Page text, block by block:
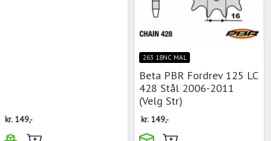
kr. 149,-
263 18NC MAL
Beta PBR Fordrev 125 LC
428 Stål 2006-2011
(Velg Str)
kr. 149,-